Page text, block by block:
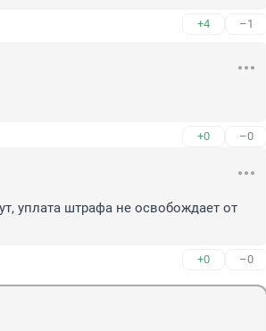
+4 –1
+0 –0
уплата штрафа не освобождает от
+0 –0